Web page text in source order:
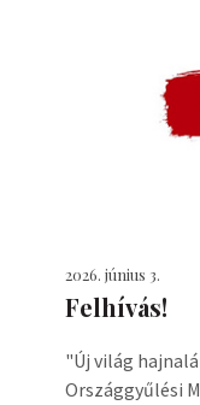
2026. június 3.
Felhívás!
"Új világ
Országgyűlési